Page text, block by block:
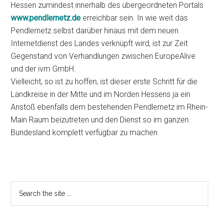
Hessen zumindest innerhalb des übergeordneten Portals
www.pendlernetz.de erreichbar sein. In wie weit das
Pendlernetz selbst darüber hinaus mit dem neuen
Internetdienst des Landes verknüpft wird, ist zur Zeit
Gegenstand von Verhandlungen zwischen EuropeAlive
und der ivm GmbH.
Vielleicht, so ist zu hoffen, ist dieser erste Schritt für die
Landkreise in der Mitte und im Norden Hessens ja ein
Anstoß ebenfalls dem bestehenden Pendlernetz im Rhein-
Main Raum beizutreten und den Dienst so im ganzen
Bundesland komplett verfügbar zu machen.
Primary
Sidebar